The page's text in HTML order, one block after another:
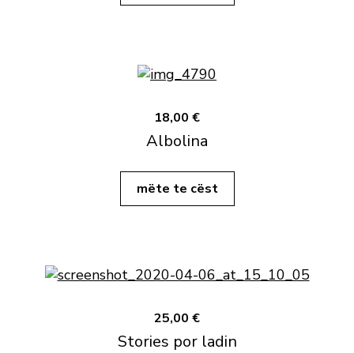
18,00 €
Albolina
mëte te cëst
25,00 €
Stories por ladin